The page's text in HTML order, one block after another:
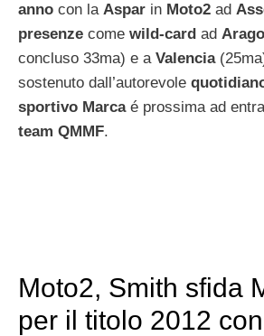
anno con la Aspar in Moto2 ad
presenze come wild-card ad
concluso 33ma) e a Valencia
sostenuto dall’autorevole
sportivo Marcaé prossima ad
team QMMF.
Moto2, Smith sfida
per il titolo 2012